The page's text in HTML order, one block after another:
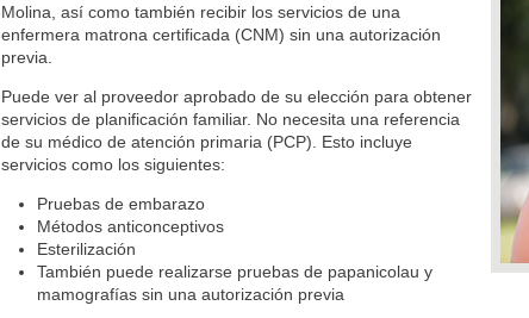
Molina, así como también recibir los servicios de una
enfermera matrona certificada (CNM) sin una autorización
previa.
Puede ver al proveedor aprobado de su elección para obtener
servicios de planificación familiar. No necesita una referencia
de su médico de atención primaria (PCP). Esto incluye
servicios como los siguientes:
Pruebas de embarazo
Métodos anticonceptivos
Esterilización
También puede realizarse pruebas de papanicolau y
mamografías sin una autorización previa